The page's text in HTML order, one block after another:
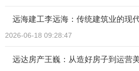
远海建工李远海：传统建筑业的现
2026-06-18 09:28:47
远达房产王巍：从造好房子到运营